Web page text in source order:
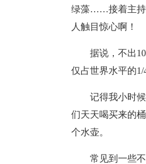
绿藻……接着主持
人触目惊心啊！
据说，不出
仅占世界水平的1/4
记得我小时
们天天喝买来的
个水壶。
常见到一些